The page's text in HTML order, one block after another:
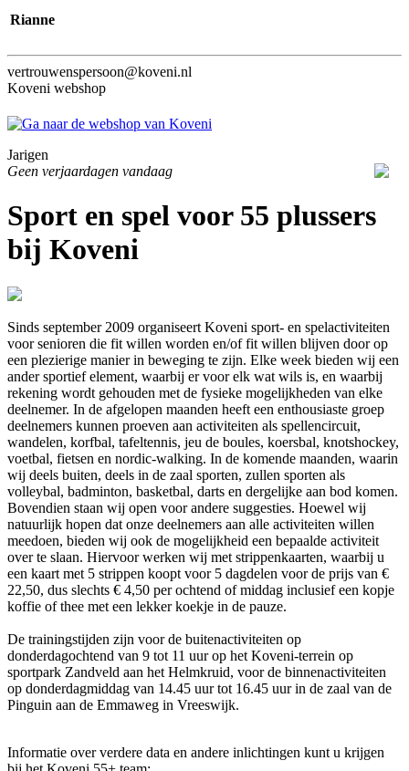
Rianne
vertrouwenspersoon@koveni.nl
Koveni webshop
Jarigen
Geen verjaardagen vandaag
Sport en spel voor 55 plussers
bij Koveni
Sinds september 2009 organiseert Koveni sport- en spelactiviteiten
voor senioren die fit willen worden en/of fit willen blijven door op
een plezierige manier in beweging te zijn. Elke week bieden wij een
ander sportief element, waarbij er voor elk wat wils is, en waarbij
rekening wordt gehouden met de fysieke mogelijkheden van elke
deelnemer. In de afgelopen maanden heeft een enthousiaste groep
deelnemers kunnen proeven aan activiteiten als spellencircuit,
wandelen, korfbal, tafeltennis, jeu de boules, koersbal, knotshockey,
voetbal, fietsen en nordic-walking. In de komende maanden, waarin
wij deels buiten, deels in de zaal sporten, zullen sporten als
volleybal, badminton, basketbal, darts en dergelijke aan bod komen.
Bovendien staan wij open voor andere suggesties. Hoewel wij
natuurlijk hopen dat onze deelnemers aan alle activiteiten willen
meedoen, bieden wij ook de mogelijkheid een bepaalde activiteit
over te slaan. Hiervoor werken wij met strippenkaarten, waarbij u
een kaart met 5 strippen koopt voor 5 dagdelen voor de prijs van €
22,50, dus slechts € 4,50 per ochtend of middag inclusief een kopje
koffie of thee met een lekker koekje in de pauze.
De trainingstijden zijn voor de buitenactiviteiten op
donderdagochtend van 9 tot 11 uur op het Koveni-terrein op
sportpark Zandveld aan het Helmkruid, voor de binnenactiviteiten
op donderdagmiddag van 14.45 uur tot 16.45 uur in de zaal van de
Pinguin aan de Emmaweg in Vreeswijk.
Informatie over verdere data en andere inlichtingen kunt u krijgen